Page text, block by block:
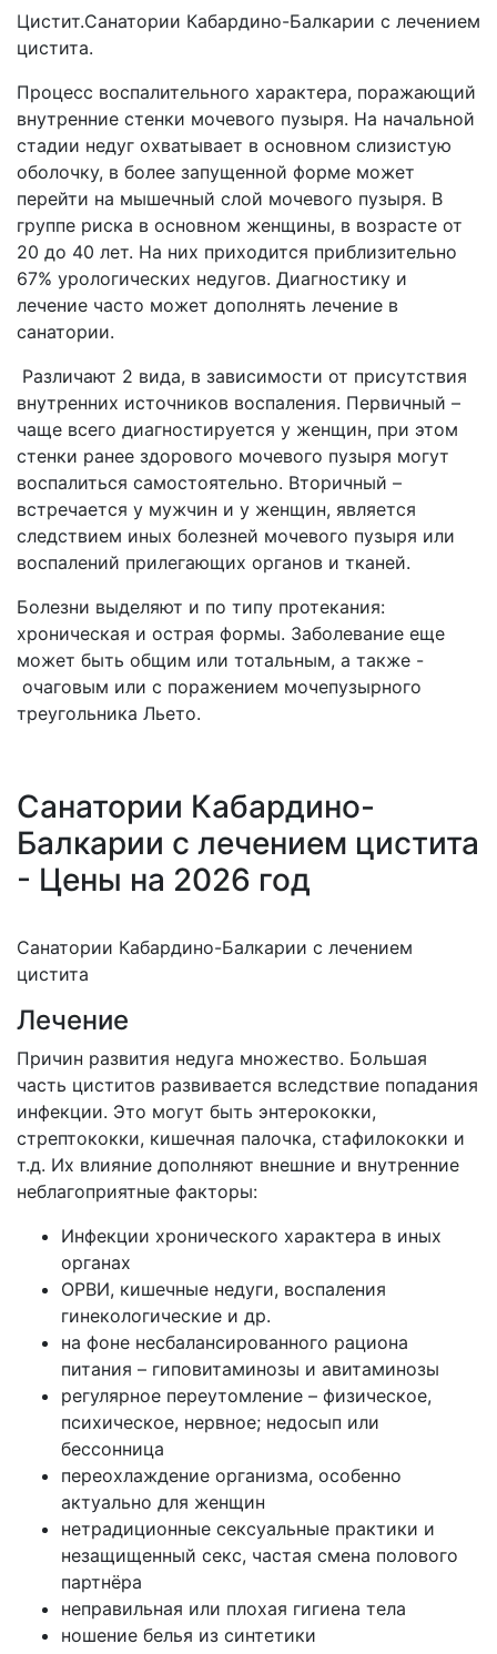
Цистит.Санатории Кабардино-Балкарии с лечением
цистита.
Процесс воспалительного характера, поражающий
внутренние стенки мочевого пузыря. На начальной
стадии недуг охватывает в основном слизистую
оболочку, в более запущенной форме может
перейти на мышечный слой мочевого пузыря. В
группе риска в основном женщины, в возрасте от
20 до 40 лет. На них приходится приблизительно
67% урологических недугов. Диагностику и
лечение часто может дополнять лечение в
санатории.
Различают 2 вида, в зависимости от присутствия
внутренних источников воспаления. Первичный –
чаще всего диагностируется у женщин, при этом
стенки ранее здорового мочевого пузыря могут
воспалиться самостоятельно. Вторичный –
встречается у мужчин и у женщин, является
следствием иных болезней мочевого пузыря или
воспалений прилегающих органов и тканей.
Болезни выделяют и по типу протекания:
хроническая и острая формы. Заболевание еще
может быть общим или тотальным, а также -
очаговым или с поражением мочепузырного
треугольника Льето.
Санатории Кабардино-
Балкарии с лечением цистита
- Цены на 2026 год
Санатории Кабардино-Балкарии с лечением
цистита
Лечение
Причин развития недуга множество. Большая
часть циститов развивается вследствие попадания
инфекции. Это могут быть энтерококки,
стрептококки, кишечная палочка, стафилококки и
т.д. Их влияние дополняют внешние и внутренние
неблагоприятные факторы:
Инфекции хронического характера в иных
органах
ОРВИ, кишечные недуги, воспаления
гинекологические и др.
на фоне несбалансированного рациона
питания – гиповитаминозы и авитаминозы
регулярное переутомление – физическое,
психическое, нервное; недосып или
бессонница
переохлаждение организма, особенно
актуально для женщин
нетрадиционные сексуальные практики и
незащищенный секс, частая смена полового
партнёра
неправильная или плохая гигиена тела
ношение белья из синтетики